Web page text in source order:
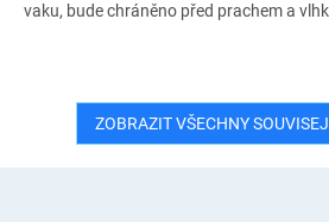
vaku, bude chráněno před prachem a
ZOBRAZIT VŠECHNY